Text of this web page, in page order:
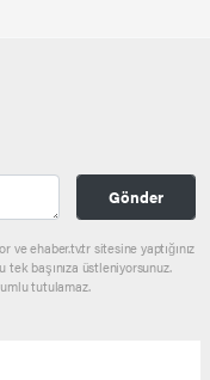
Gönder
ve ehaber.tv.tr sitesine yaptığınız
başınıza üstleniyorsunuz.
tutulamaz.